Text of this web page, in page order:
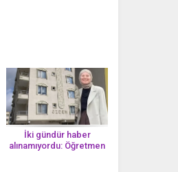
İki gündür haber
alınamıyordu: Öğretmen